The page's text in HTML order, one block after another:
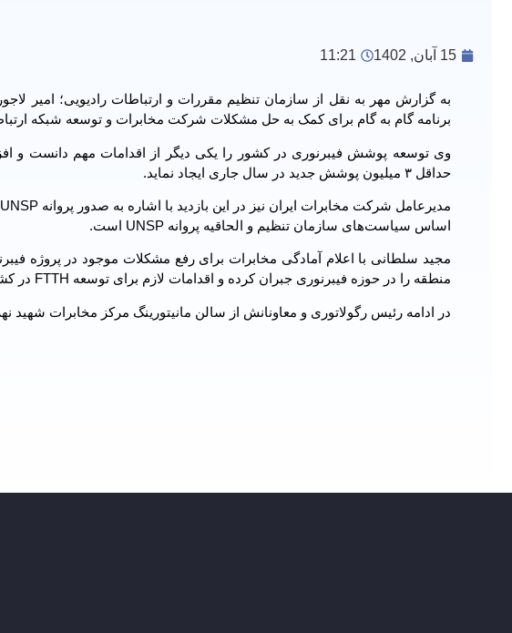
15 آبان, 1402 11:21
به گزارش مهر به نقل از سازمان تنظیم مقررات و ارتباطات رادیویی؛ امیر
برنامه گام به گام برای کمک به حل مشکلات شرکت مخابرات و توسعه شبکه
حداقل ۳ میلیون پوشش جدید در سال جاری ایجاد نماید.
اساس سیاست‌های سازمان تنظیم و الحاقیه پروانه UNSP است.
مجید سلطانی با اعلام آمادگی مخابرات برای رفع مشکلات موجود در پروژه
منطقه را در حوزه فیبرنوری جبران کرده و اقدامات لازم برای توسعه FTTH در کشور را انجام دهد.
در ادامه رئیس رگولاتوری و معاونانش از سالن مانیتورینگ مرکز مخابرات شهید